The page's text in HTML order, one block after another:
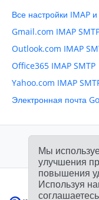
Все настройки IMAP
Gmail.com IMAP
Outlook.com IMAP
Office365 IMAP SMTP
Yahoo.com IMAP
Электронная почта
Мы
улучшения
повышения
Используя